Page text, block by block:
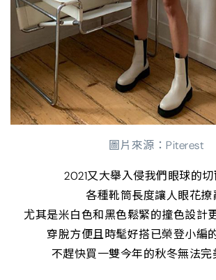
圖片來源：Piterest
2021又大舉入侵我們眼球的
各種靴筒長度讓人眼花撩
尤其是米白色和黑色鬆緊的撞色設計
穿脫方便且時髦好搭已榮登小編
不趕快買一雙今年的秋冬無法完